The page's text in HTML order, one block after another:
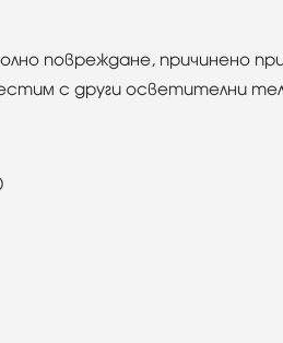
повреждане, причинено
с други осветителни